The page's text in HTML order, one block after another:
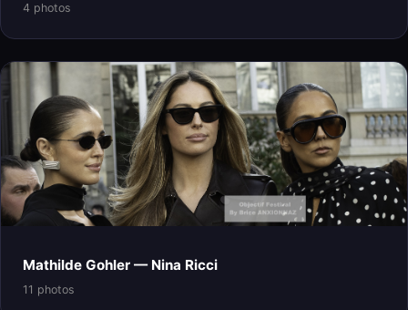
4 photos
Mathilde Gohler — Nina Ricci
11 photos